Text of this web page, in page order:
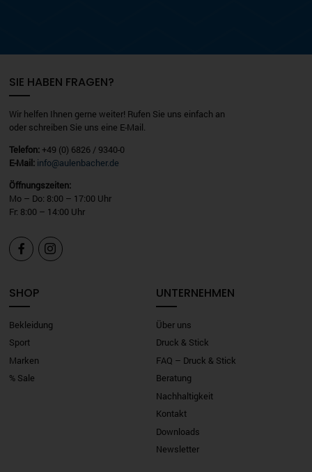
SIE HABEN FRAGEN?
Wir helfen Ihnen gerne weiter! Rufen Sie uns einfach an
oder schreiben Sie uns eine E-Mail.
Telefon:+49 (0) 6826 / 9340-0
E-Mail: info@aulenbacher.de
Öffnungszeiten:
Mo – Do: 8:00 – 17:00 Uhr
Fr: 8:00 – 14:00 Uhr
 
SHOP
Bekleidung
Sport
Marken
% Sale
UNTERNEHMEN
Über uns
Druck & Stick
FAQ – Druck & Stick
Beratung
Nachhaltigkeit
Kontakt
Downloads
Newsletter